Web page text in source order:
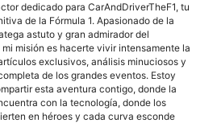
dedicado para CarAndDriverTheF1, tu
de la Fórmula 1. Apasionado de la
astuto y gran admirador del
misión es hacerte vivir intensamente la
exclusivos, análisis minuciosos y
de los grandes eventos. Estoy
esta aventura contigo, donde la
con la tecnología, donde los
en héroes y cada curva esconde